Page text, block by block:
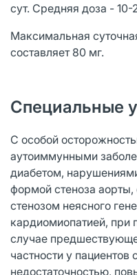
сут. Средняя доза -
Максимальная
составляет 80 мг.
Специальные
С особой
аутоиммунными
диабетом,
формой стеноза
стенозом неясного
кардиомиопатией, при
случае
частности у
недостаточностью,